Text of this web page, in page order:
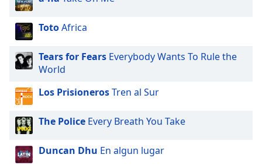
TotoAfrica
Tears for Fears Everybody Wants To Rule the
World
Los PrisionerosTren al Sur
The Police Every Breath You Take
Duncan Dhu En algun lugar